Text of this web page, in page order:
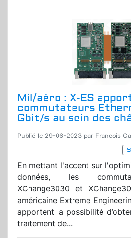
Mil/aéro : X-ES
commutateurs
Gbit/s au sein des
Publié le 29-06-2023 par Francois
En mettant l'accent sur
données, les
XChange3030 et
américaine Extreme
apportent la possibilité
traitement de...